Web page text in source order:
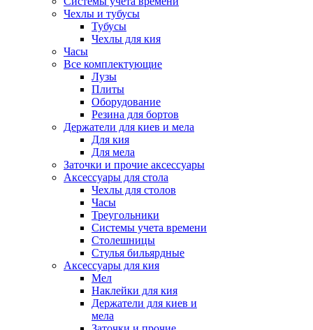
Чехлы и тубусы
Тубусы
Чехлы для кия
Часы
Все комплектующие
Лузы
Плиты
Оборудование
Резина для бортов
Держатели для киев и мела
Для кия
Для мела
Заточки и прочие аксессуары
Аксессуары для стола
Чехлы для столов
Часы
Треугольники
Системы учета времени
Столешницы
Стулья бильярдные
Аксессуары для кия
Мел
Наклейки для кия
Держатели для киев и
мела